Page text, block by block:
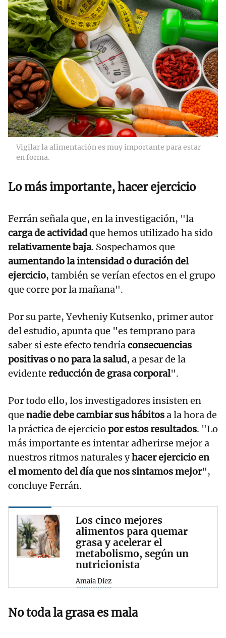
Vigilar la alimentación es muy importante para estar
en forma.
Lo más importante, hacer ejercicio
Ferrán señala que, en la investigación, "la
carga de actividadque hemos utilizado ha sido
relativamente baja. Sospechamos que
aumentando la intensidad o duración del
ejercicio, también se verían efectos en el grupo
que corre por la mañana".
Por su parte, Yevheniy Kutsenko, primer autor
del estudio, apunta que "es temprano para
saber si este efecto tendríaconsecuencias
positivas o no para la salud, a pesar de la
evidente reducción de grasa corporal".
Por todo ello, los investigadores insisten en
que nadie debe cambiar sus hábitosa la hora de
la práctica de ejercicio por estos resultados. "Lo
más importante es intentar adherirse mejor a
nuestros ritmos naturales yhacer ejercicio en
el momento del día que nos sintamos mejor",
concluye Ferrán.
Los cinco mejores
alimentos para quemar
grasa y acelerar el
metabolismo, según un
nutricionista
Amaia Díez
No toda la grasa es mala